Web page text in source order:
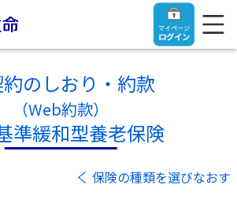
マイページ
ログイン
約のしおり・約款
（Web約款）
準緩和型養老保険
保険の種類を選びなおす